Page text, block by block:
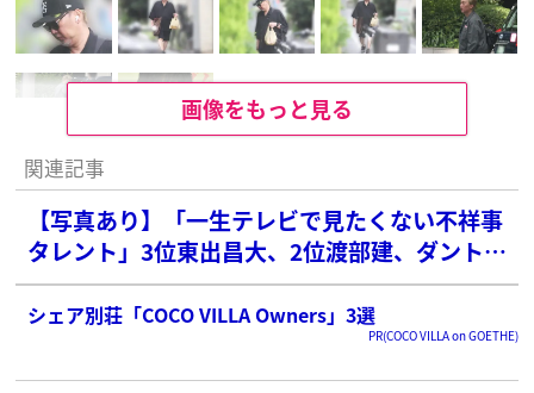
画像をもっと見る
関連記事
【写真あり】「一生テレビで見たくない不祥事
タレント」3位東出昌大、2位渡部建、ダントツ
1位の俳優は？
シェア別荘「COCO VILLA Owners」3選
PR(COCO VILLA on GOETHE)